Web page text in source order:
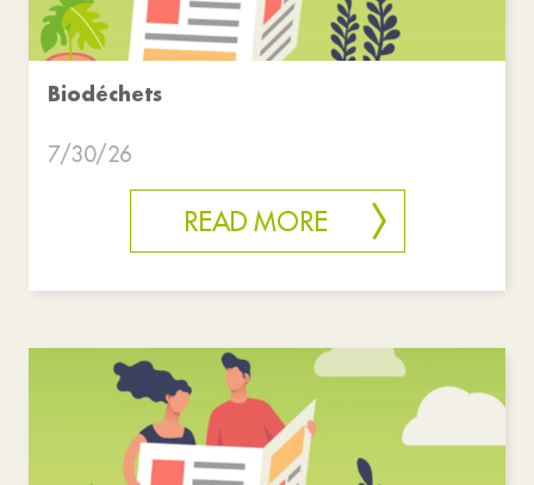
Biodéchets
7/30/26
READ MORE